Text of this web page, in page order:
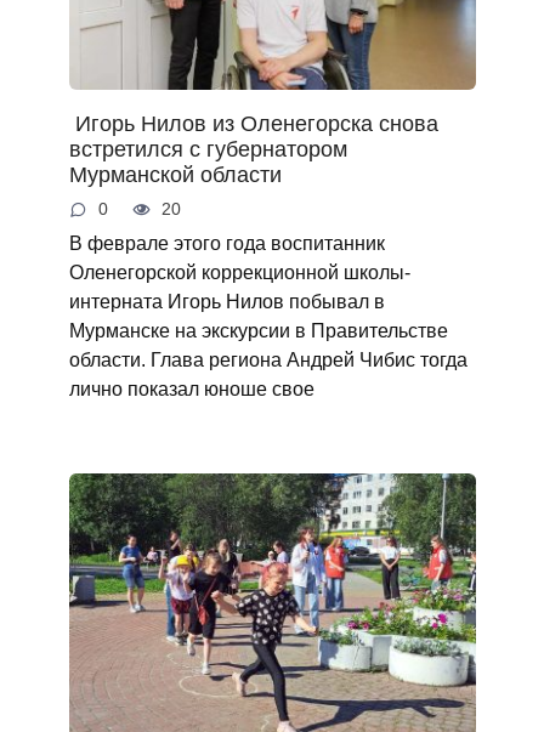
Игорь Нилов из Оленегорска снова
встретился с губернатором
Мурманской области
0 20
В феврале этого года воспитанник
Оленегорской коррекционной школы-
интерната Игорь Нилов побывал в
Мурманске на экскурсии в Правительстве
области. Глава региона Андрей Чибис тогда
лично показал юноше свое